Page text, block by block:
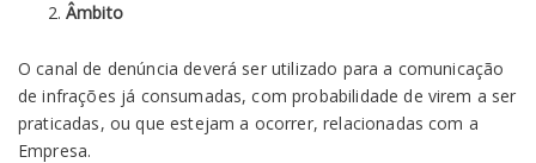
Âmbito
O canal de denúncia deverá ser utilizado para a comunicação
de infrações já consumadas, com probabilidade de virem a ser
praticadas, ou que estejam a ocorrer, relacionadas com a
Empresa.